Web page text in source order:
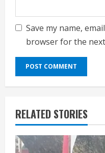
Save my name,
browser for the
RELATED STORIES